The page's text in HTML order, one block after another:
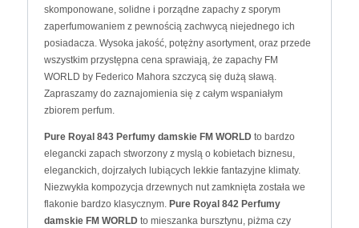
skomponowane, solidne i porządne zapachy z sporym
zaperfumowaniem z pewnością zachwycą niejednego ich
posiadacza. Wysoka jakość, potężny asortyment, oraz przede
wszystkim przystępna cena sprawiają, że zapachy FM
WORLD by Federico Mahora szczycą się dużą sławą.
Zapraszamy do zaznajomienia się z całym wspaniałym
zbiorem perfum.
Pure Royal 843 Perfumy damskie FM WORLD to bardzo
elegancki zapach stworzony z myslą o kobietach biznesu,
eleganckich, dojrzałych lubiących lekkie fantazyjne klimaty.
Niezwykła kompozycja drzewnych nut zamknięta została we
flakonie bardzo klasycznym. Pure Royal 842 Perfumy
damskie FM WORLD to mieszanka bursztynu, piżma czy